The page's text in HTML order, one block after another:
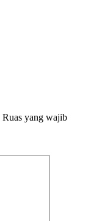
Ruas yang wajib